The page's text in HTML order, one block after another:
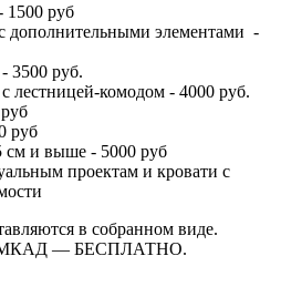
1500 руб
дополнительными элементами -
3500 руб.
лестницей-комодом - 4000 руб.
руб
см и выше - 5000 руб
проектам и кровати с
в собранном виде.
МКАД — БЕСПЛАТНО.